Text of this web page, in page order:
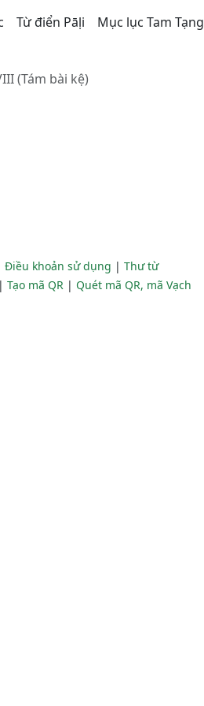
Từ điển Pāḷi Mục lục Tam Tạng
(Tám bài kệ)
Điều khoản sử dụng | Thư từ
| Tạo mã QR | Quét mã QR, mã Vạch